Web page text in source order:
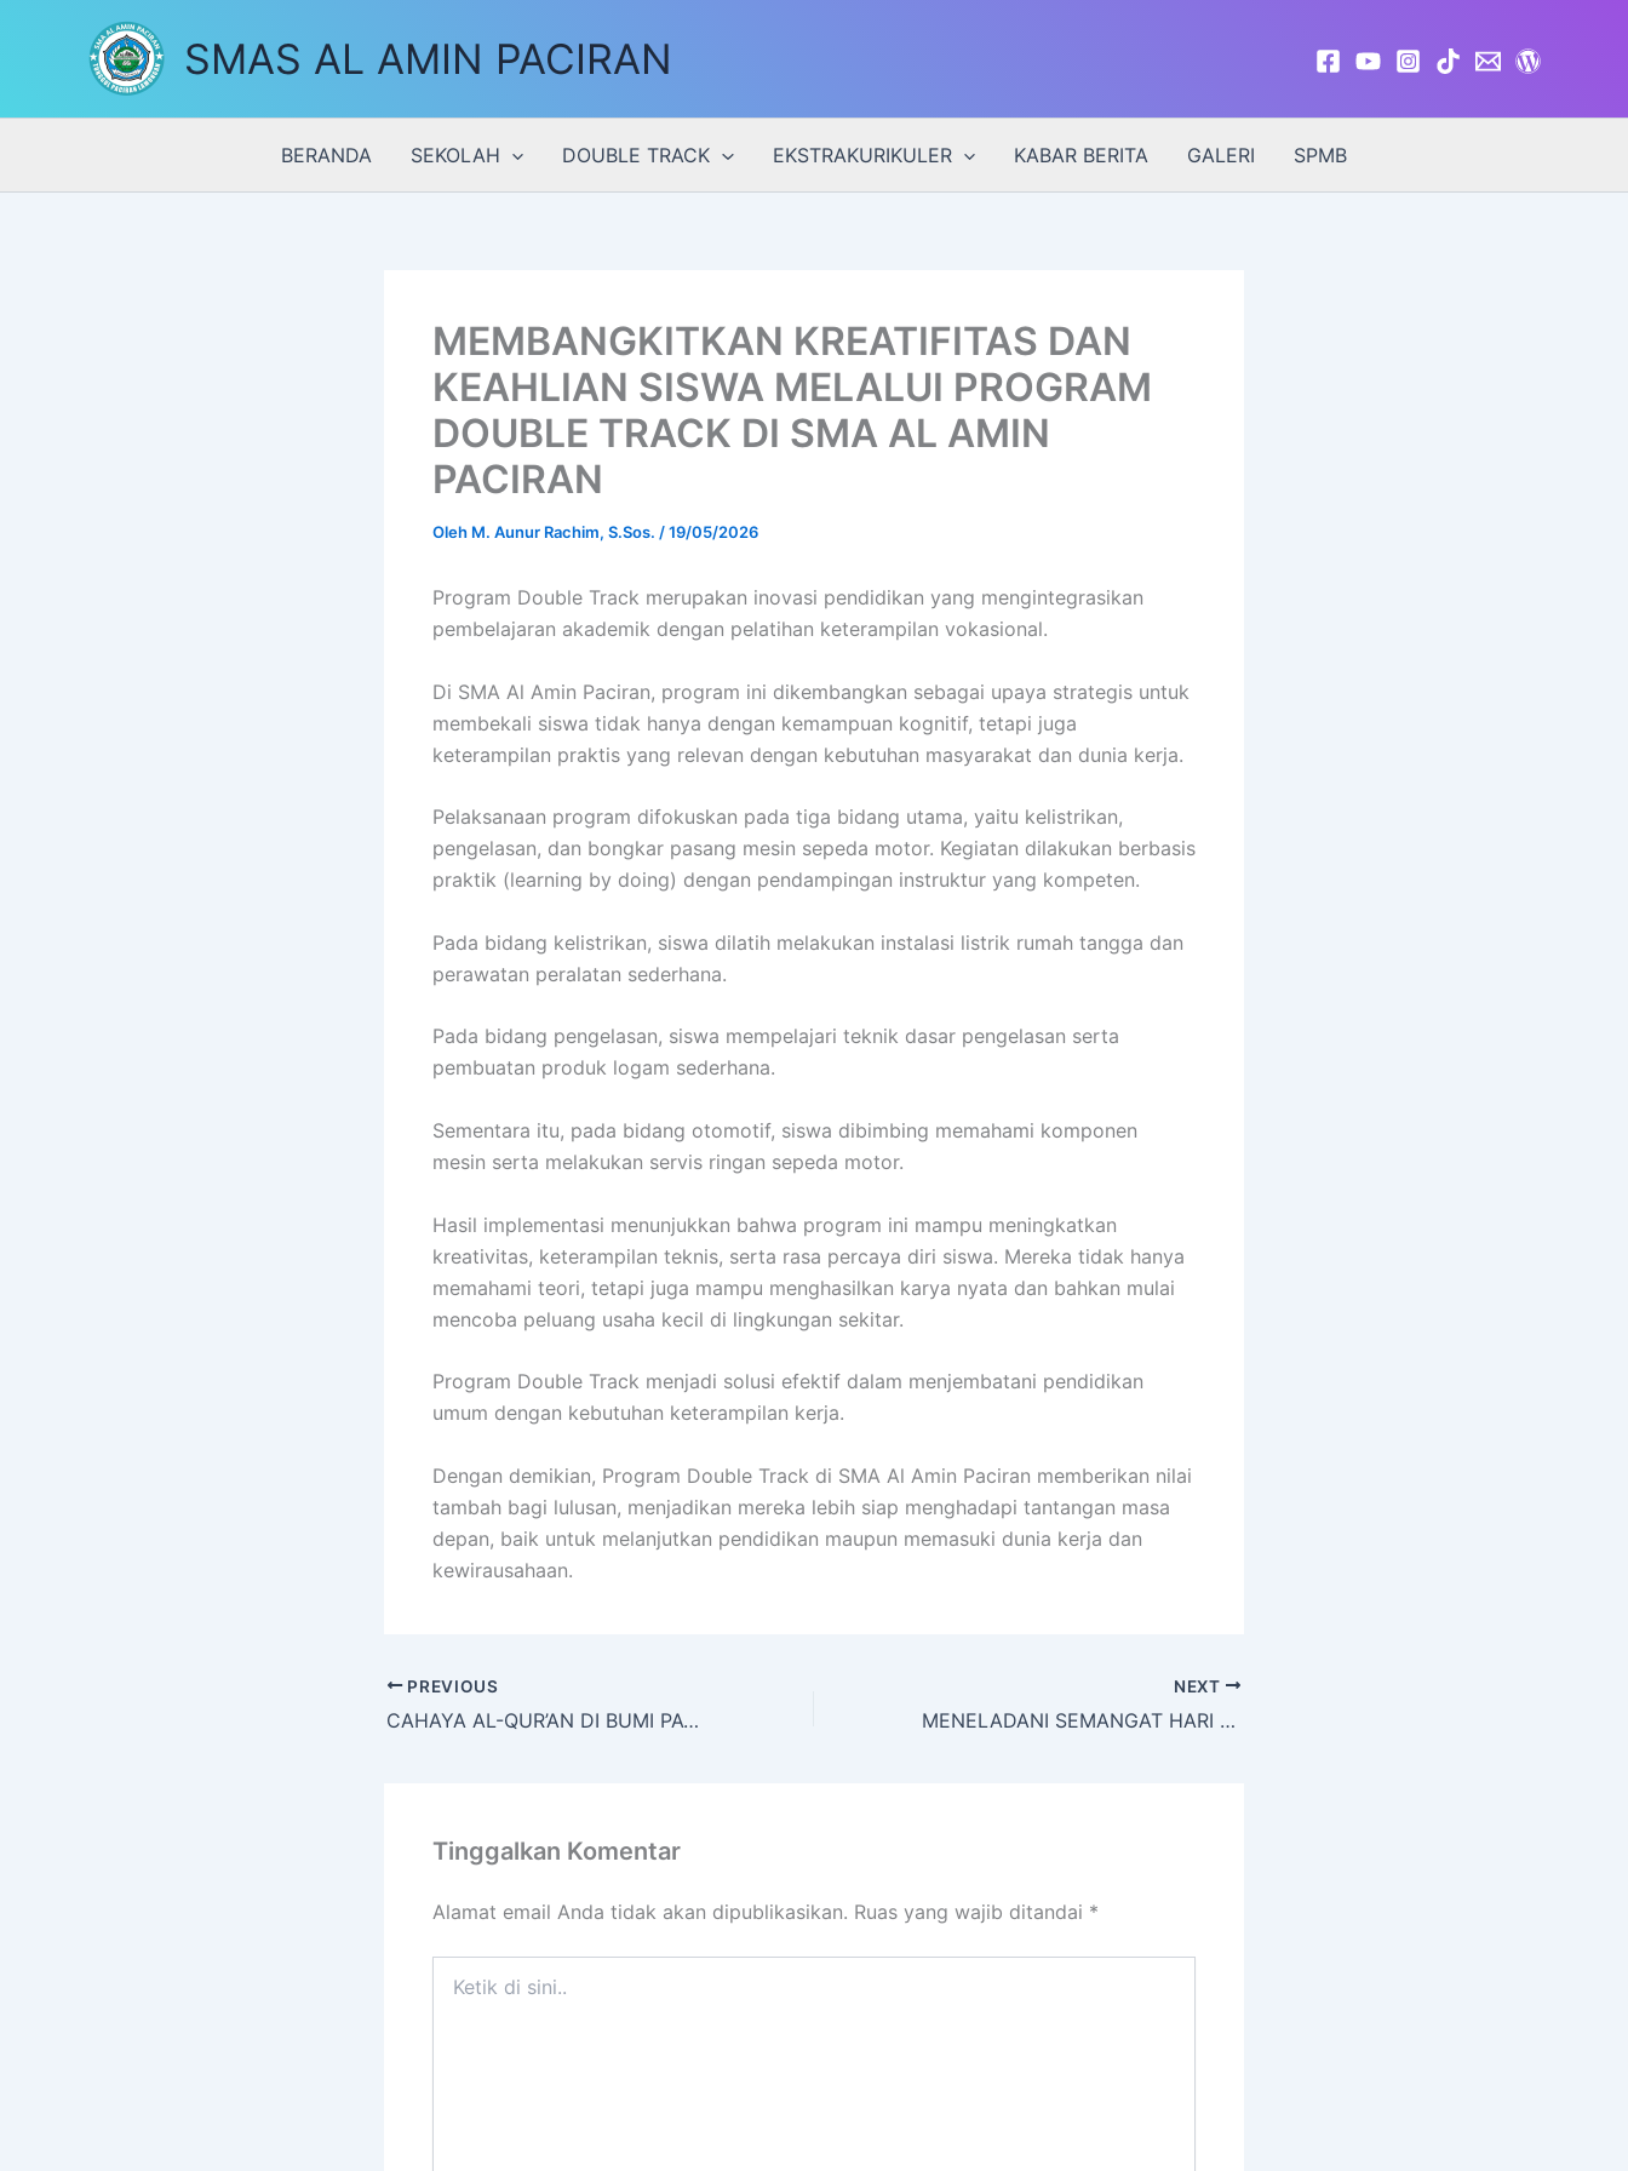
SMAS AL AMIN PACIRAN
BERANDA SEKOLAH DOUBLE TRACK EKSTRAKURIKULER KABAR BERITA GALERI SPMB
MEMBANGKITKAN KREATIFITAS DAN
KEAHLIAN SISWA MELALUI PROGRAM
DOUBLE TRACK DI SMA AL AMIN
PACIRAN
Oleh M. Aunur Rachim, S.Sos. /19/05/2026
Program Double Track merupakan inovasi pendidikan yang mengintegrasikan
pembelajaran akademik dengan pelatihan keterampilan vokasional.
Di SMA Al Amin Paciran, program ini dikembangkan sebagai upaya strategis untuk
membekali siswa tidak hanya dengan kemampuan kognitif, tetapi juga
keterampilan praktis yang relevan dengan kebutuhan masyarakat dan dunia kerja.
Pelaksanaan program difokuskan pada tiga bidang utama, yaitu kelistrikan,
pengelasan, dan bongkar pasang mesin sepeda motor. Kegiatan dilakukan berbasis
praktik (learning by doing) dengan pendampingan instruktur yang kompeten.
Pada bidang kelistrikan, siswa dilatih melakukan instalasi listrik rumah tangga dan
perawatan peralatan sederhana.
Pada bidang pengelasan, siswa mempelajari teknik dasar pengelasan serta
pembuatan produk logam sederhana.
Sementara itu, pada bidang otomotif, siswa dibimbing memahami komponen
mesin serta melakukan servis ringan sepeda motor.
Hasil implementasi menunjukkan bahwa program ini mampu meningkatkan
kreativitas, keterampilan teknis, serta rasa percaya diri siswa. Mereka tidak hanya
memahami teori, tetapi juga mampu menghasilkan karya nyata dan bahkan mulai
mencoba peluang usaha kecil di lingkungan sekitar.
Program Double Track menjadi solusi efektif dalam menjembatani pendidikan
umum dengan kebutuhan keterampilan kerja.
Dengan demikian, Program Double Track di SMA Al Amin Paciran memberikan nilai
tambah bagi lulusan, menjadikan mereka lebih siap menghadapi tantangan masa
depan, baik untuk melanjutkan pendidikan maupun memasuki dunia kerja dan
kewirausahaan.
PREVIOUS
CAHAYA AL-QUR’AN DI BUMI PACIRAN WISUDA KHATMIL QUR’AN DAN IMTIHAN IV METODE UMMI YAYASAN AL AMIN TUNGGUL PACIRAN
NEXT
MENELADANI SEMANGAT HARI KEBANGKITAN NASIONAL 20 MEI 2026
Tinggalkan Komentar
Alamat email Anda tidak akan dipublikasikan. Ruas yang wajib ditandai *